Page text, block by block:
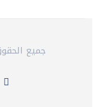
© 2026 جميع